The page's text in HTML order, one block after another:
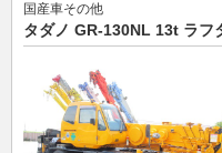
国産車その他
タダノ GR-130NL 13t ラフ